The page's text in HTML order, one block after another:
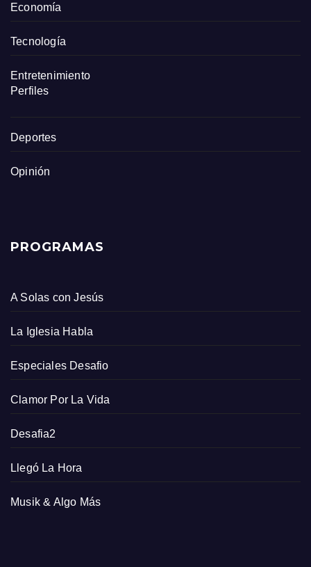
Economía
Tecnología
Entretenimiento
Perfiles
Deportes
Opinión
PROGRAMAS
A Solas con Jesús
La Iglesia Habla
Especiales Desafio
Clamor Por La Vida
Desafia2
Llegó La Hora
Musik & Algo Más